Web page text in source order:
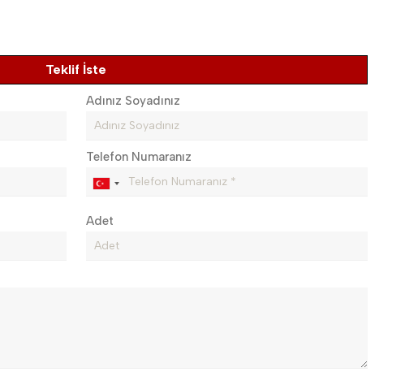
Teklif İste
Adınız Soyadınız
Telefon Numaranız
Adet